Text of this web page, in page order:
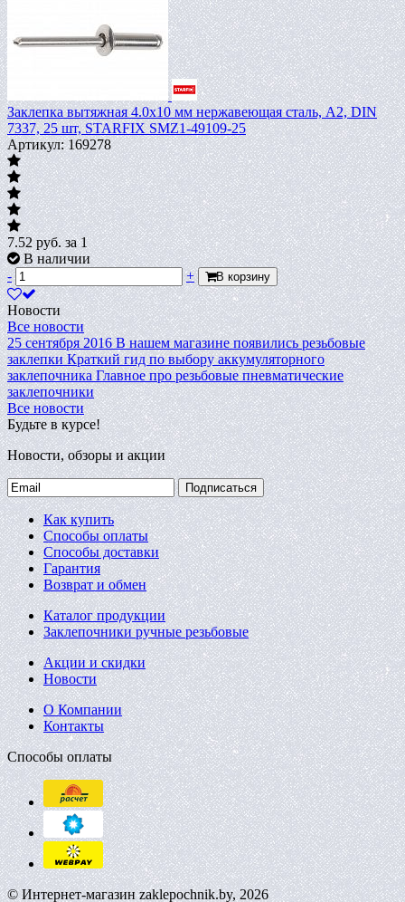
Заклепка вытяжная 4.0х10 мм нержавеющая сталь, А2, DIN
7337, 25 шт, STARFIX SMZ1-49109-25
Артикул: 169278
7.52руб.за 1
В наличии
-
+ В корзину
Новости
Все новости
25 сентября 2016 В нашем магазине появились резьбовые
заклепки Краткий гид по выбору аккумуляторного
заклепочника Главное про резьбовые пневматические
заклепочники
Все новости
Будьте в курсе!
Новости, обзоры и акции
Подписаться
Как купить
Способы оплаты
Способы доставки
Гарантия
Возврат и обмен
Каталог продукции
Заклепочники ручные резьбовые
Акции и скидки
Новости
О Компании
Контакты
Способы оплаты
© Интернет-магазин zaklepochnik.by, 2026